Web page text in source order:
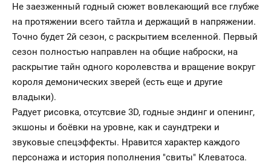
Не заезженный годный сюжет вовлекающий все глубже
на протяжении всего тайтла и держащий в напряжении.
Точно будет 2й сезон, с раскрытием вселенной. Первый
сезон полностью направлен на общие наброски, на
раскрытие тайн одного королевства и вращение вокруг
короля демонических зверей (есть еще и другие
владыки).
Радует рисовка, отсутсвие 3D, годные эндинг и опенинг,
экшоны и боёвки на уровне, как и саундтреки и
звуковые спецэффекты. Нравится характер каждого
персонажа и история пополнения "свиты" Клеватоса.